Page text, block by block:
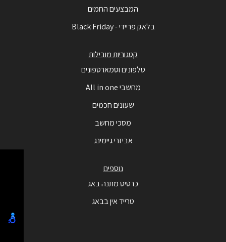
המבצעים החמים
בלאק פריידי - Black Friday
קטגוריות מובילות
טלפונים וסמארטפונים
מחשבי All in one
שעונים חכמים
מסכי מחשב
אביזרי גיימינג
נוספים
כרטיס מתנה באג
טרייד אין בבאג